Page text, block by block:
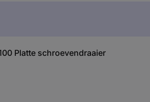
Platte schroevendraaier